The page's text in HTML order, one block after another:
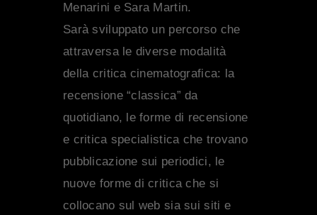
Menarini e Sara Martin.
Sarà sviluppato un percorso che
attraversa le diverse modalità
della critica cinematografica: la
recensione “classica” da
quotidiano, le forme di recensione
e critica specialistica che trovano
pubblicazione sui periodici, le
nuove forme di critica che si
collocano sul web sia sui siti e